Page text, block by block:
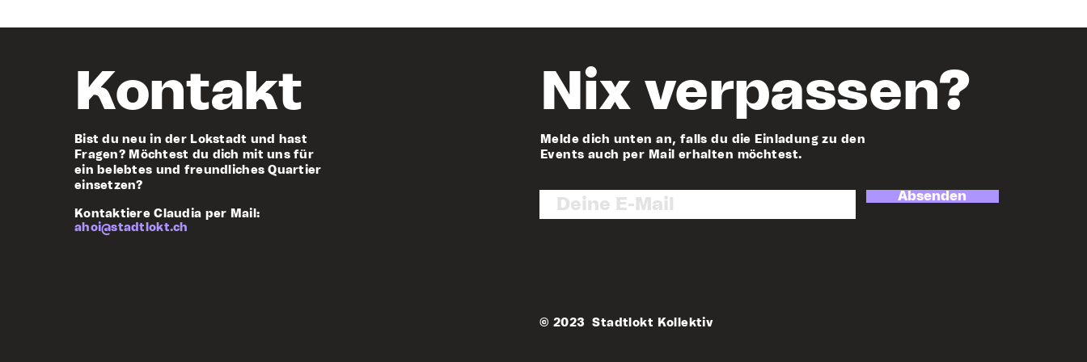
Kontakt
Bist du neu in der Lokstadt und hast
Fragen? M öchtest du dich mit uns für
ein belebtes und freundliches Quartier
einsetzen?
Kontaktiere Claudia per Mail:
ahoi@stadtlokt.ch
Nix verpassen?
Melde dich unten an, falls du die Einladung zu den
Events auch per Mail erhalten möchtest.
Absenden
© 2023 Stadtlokt Kollektiv